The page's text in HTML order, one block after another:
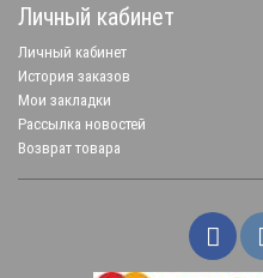
Личный кабинет
Личный кабинет
История заказов
Мои закладки
Рассылка новостей
Возврат товара